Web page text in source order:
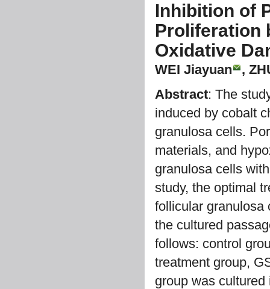
Inhibition of
Proliferation
Oxidative
WEI Jiayuan
,
Abstract: The
induced by cobalt
granulosa cells.
materials, and
granulosa cells
study, the optimal
follicular
the cultured
follows: control
treatment group,
group was